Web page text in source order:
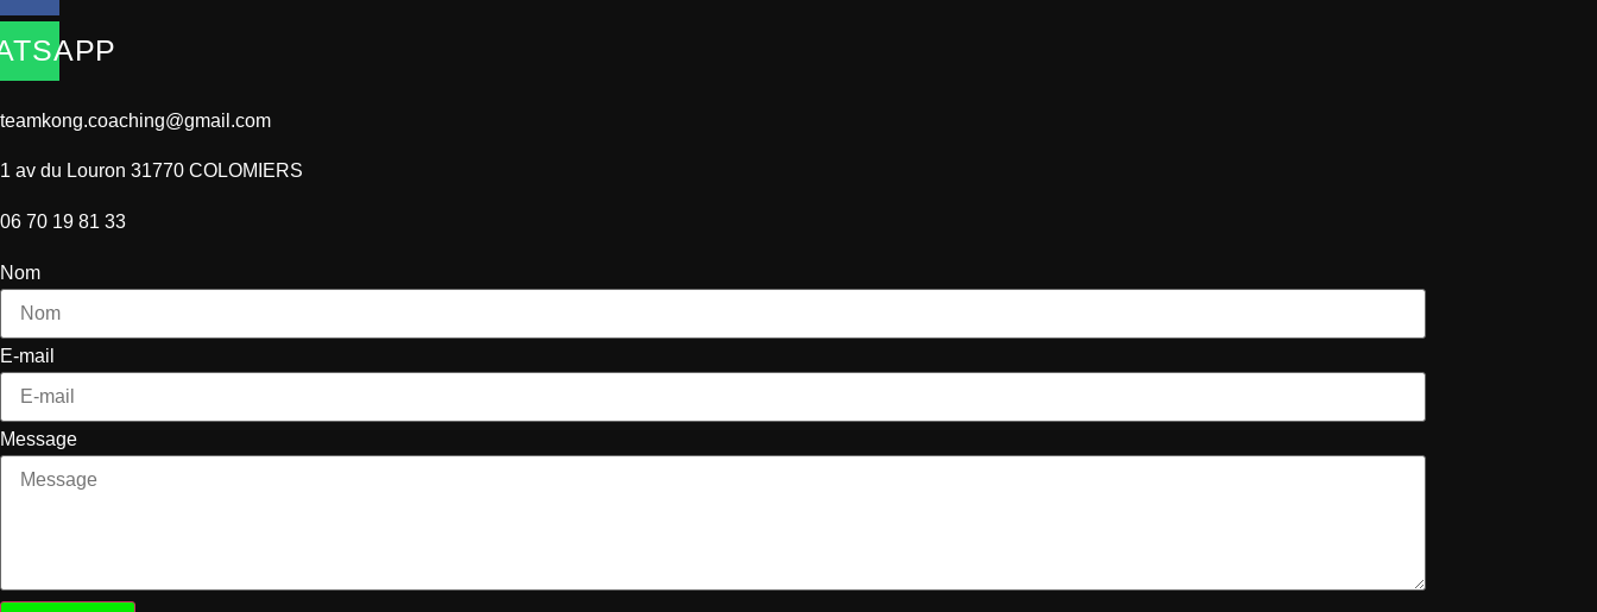
teamkong.coaching@gmail.com
1 av du Louron 31770 COLOMIERS
06 70 19 81 33
Nom
E-mail
Message